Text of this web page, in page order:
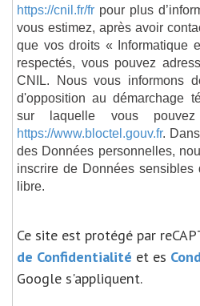
https://cnil.fr/fr pour plus
vous estimez, après avoir
que vos droits « Informatique
respectés, vous pouvez
CNIL. Nous vous informons
d'opposition au démarchage
sur laquelle vous
https://www.bloctel.gouv.fr.
des Données personnelles,
inscrire de Données
libre.
Ce site est protégé par
de Confidentialité et es
Google s'appliquent.